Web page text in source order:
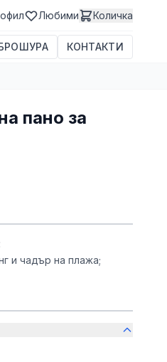
Любими Количка
КОНТАКТИ
пано за
и чадър на плажа;